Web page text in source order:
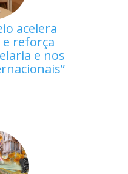
acelera
reforça
e nos